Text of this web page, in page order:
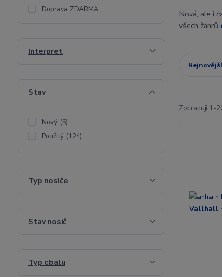
Nová, ale i
všech žánrů
Nejnovější
Zobrazuji 1-
Doprava ZDARMA
Interpret
Stav
Nový (6)
Použitý (124)
Typ nosiče
Stav nosič
Typ obalu